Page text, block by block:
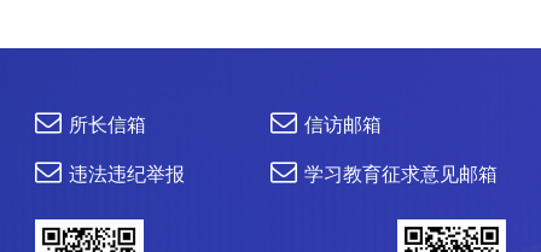
所长信箱 信访邮箱
违法违纪举报 学习教育征求意见邮箱